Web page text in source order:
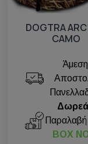
DOGTRA
CAMO
Άμεση
BOX